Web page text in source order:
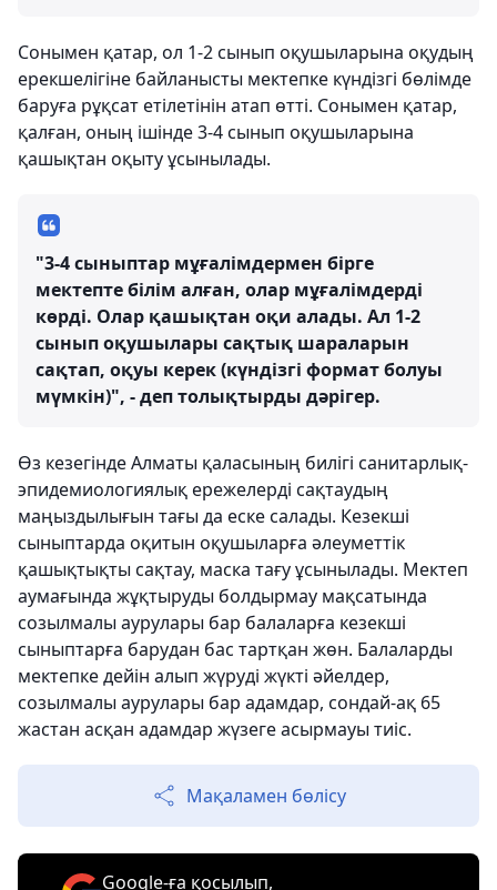
Сонымен қатар, ол 1-2 сынып оқушыларына оқудың
ерекшелігіне байланысты мектепке күндізгі бөлімде
баруға рұқсат етілетінін атап өтті. Сонымен қатар,
қалған, оның ішінде 3-4 сынып оқушыларына
қашықтан оқыту ұсынылады.
"3-4 сыныптар мұғалімдермен бірге
мектепте білім алған, олар мұғалімдерді
көрді. Олар қашықтан оқи алады. Ал 1-2
сынып оқушылары сақтық шараларын
сақтап, оқуы керек (күндізгі формат болуы
мүмкін)", - деп толықтырды дәрігер.
Өз кезегінде Алматы қаласының билігі санитарлық-
эпидемиологиялық ережелерді сақтаудың
маңыздылығын тағы да еске салады. Кезекші
сыныптарда оқитын оқушыларға әлеуметтік
қашықтықты сақтау, маска тағу ұсынылады. Мектеп
аумағында жұқтыруды болдырмау мақсатында
созылмалы аурулары бар балаларға кезекші
сыныптарға барудан бас тартқан жөн. Балаларды
мектепке дейін алып жүруді жүкті әйелдер,
созылмалы аурулары бар адамдар, сондай-ақ 65
жастан асқан адамдар жүзеге асырмауы тиіс.
Мақаламен бөлісу
Google-ға қосылып,